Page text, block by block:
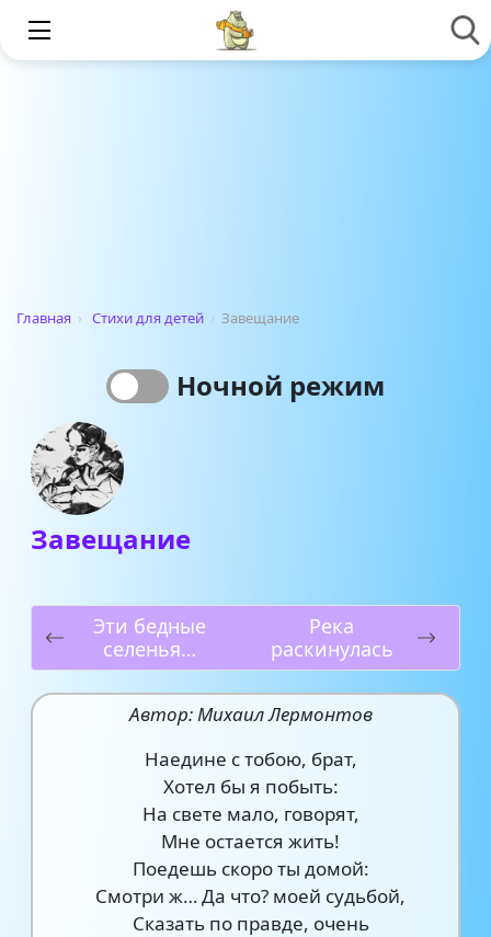
Главная › Стихи для детей › Завещание
Ночной режим
Завещание
Эти бедные
селенья…
Река
раскинулась
Автор: Михаил Лермонтов
Наедине с тобою, брат,
Хотел бы я побыть:
На свете мало, говорят,
Мне остается жить!
Поедешь скоро ты домой:
Смотри ж… Да что? моей судьбой,
Сказать по правде, очень